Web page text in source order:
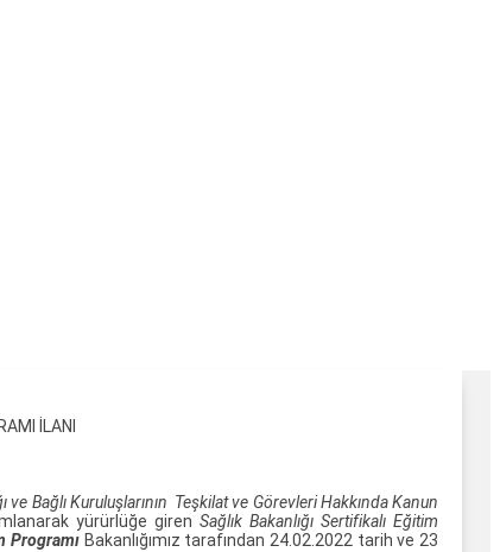
İLANI
ve Bağlı Kuruluşlarının Teşkilat ve Görevleri Hakkında Kanun
yürürlüğe girenSağlık Bakanlığı Sertifikalı Eğitim
Programı Bakanlığımız tarafından 24.02.2022 tarih ve 23